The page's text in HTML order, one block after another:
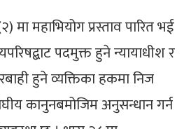
मा महाभियोग प्रस्ताव पारित भई
पदमुक्त हुने न्यायाधीश र
हुने व्यक्तिका हकमा निज
कानुनबमोजिम अनुसन्धान गर्न